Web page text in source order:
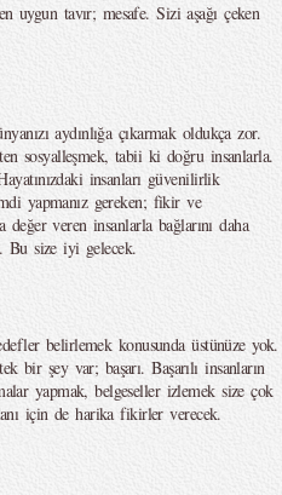
uygun tavır; mesafe. Sizi aşağı çeken
aydınlığa çıkarmak oldukça zor.
sosyalleşmek, tabii ki doğru insanlarla.
insanları güvenilirlik
yapmanız gereken; fikir ve
veren insanlarla bağlarını daha
Bu size iyi gelecek.
belirlemek konusunda üstünüze yok.
bir şey var; başarı. Başarılı insanların
yapmak, belgeseller izlemek size çok
için de harika fikirler verecek.